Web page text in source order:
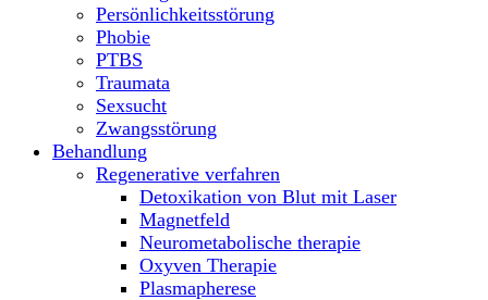
Persönlichkeitsstörung
Phobie
PTBS
Traumata
Sexsucht
Zwangsstörung
Behandlung
Regenerative verfahren
Detoxikation von Blut mit Laser
Magnetfeld
Neurometabolische therapie
Oxyven Therapie
Plasmapherese